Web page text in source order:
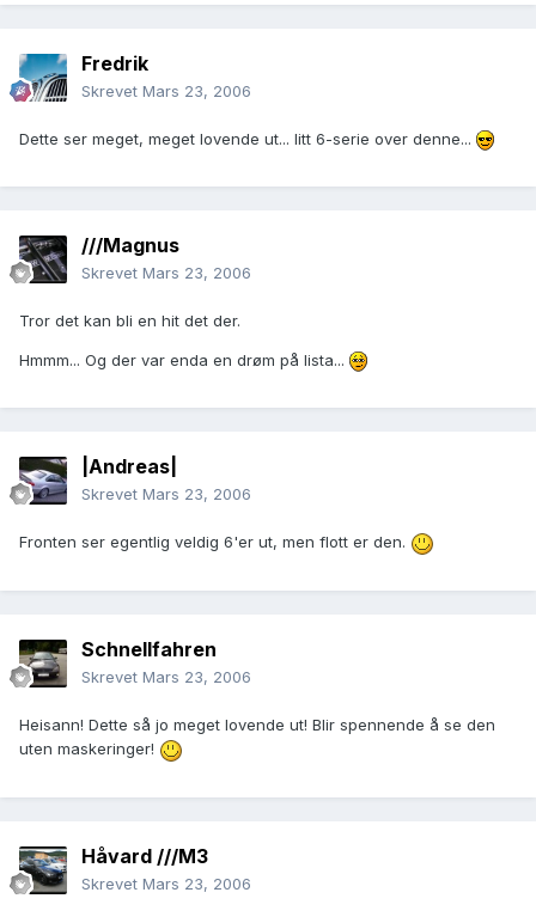
Fredrik
Skrevet Mars 23, 2006
Dette ser meget, meget lovende ut... litt 6-serie over denne...
///Magnus
Skrevet Mars 23, 2006
Tror det kan bli en hit det der.
Hmmm... Og der var enda en drøm på lista...
|Andreas|
Skrevet Mars 23, 2006
Fronten ser egentlig veldig 6'er ut, men flott er den.
Schnellfahren
Skrevet Mars 23, 2006
Heisann! Dette så jo meget lovende ut! Blir spennende å se den
uten maskeringer!
Håvard ///M3
Skrevet Mars 23, 2006